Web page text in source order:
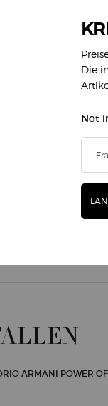
CREMA NERA
Die
Not